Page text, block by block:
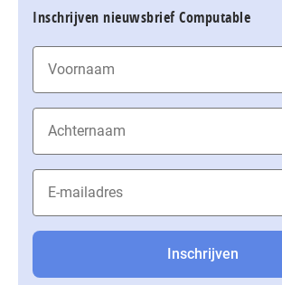
Inschrijven nieuwsbrief Computable